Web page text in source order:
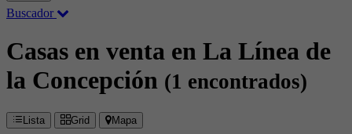
Buscador
Casas en venta en La Línea de
la Concepción (1 encontrados)
Lista Grid Mapa